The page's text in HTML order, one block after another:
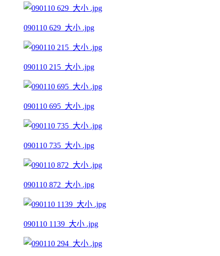
090110 629_大小 .jpg
090110 215_大小 .jpg
090110 695_大小 .jpg
090110 735_大小 .jpg
090110 872_大小 .jpg
090110 1139_大小 .jpg